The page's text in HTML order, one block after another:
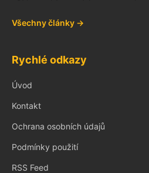
Všechny články →
Rychlé odkazy
Úvod
Kontakt
Ochrana osobních údajů
Podmínky použití
RSS Feed